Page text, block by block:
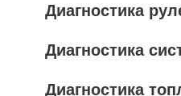
Диагностика
Диагностика
Диагностика